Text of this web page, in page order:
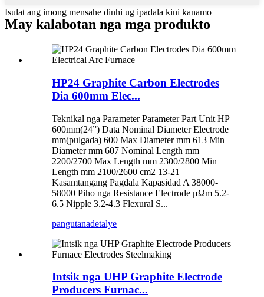
Isulat ang imong mensahe dinhi ug ipadala kini kanamo
May kalabotan nga mga produkto
HP24 Graphite Carbon Electrodes
Dia 600mm Elec...
Teknikal nga Parameter Parameter Part Unit HP
600mm(24”) Data Nominal Diameter Electrode
mm(pulgada) 600 Max Diameter mm 613 Min
Diameter mm 607 Nominal Length mm
2200/2700 Max Length mm 2300/2800 Min
Length mm 2100/2600 cm2 13-21
Kasamtangang Pagdala Kapasidad A 38000-
58000 Piho nga Resistance Electrode μΩm 5.2-
6.5 Nipple 3.2-4.3 Flexural S...
pangutanadetalye
Intsik nga UHP Graphite Electrode
Producers Furnac...